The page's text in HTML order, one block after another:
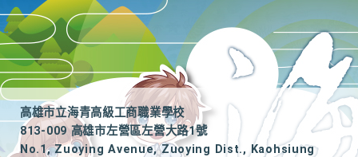
高雄市立海青高級工商職業學校
813-009 高雄市左營區左營大路1號
No.1, Zuoying Avenue, Zuoying Dist., Kaohsiung